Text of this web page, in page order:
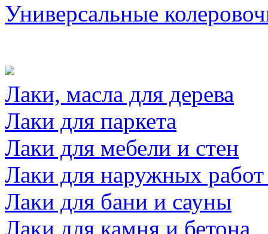
Универсальные
Лаки, масла для дерева
Лаки для паркета
Лаки для мебели и стен
Лаки для наружных
Лаки для бани и сауны
Лаки для камня и бетона